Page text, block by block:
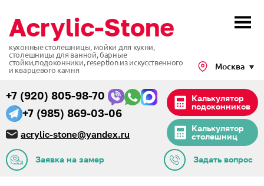
кухонные столешницы, мойки для кухни,
столешницы для ванной, барные
стойки,подоконники, reseption из искусственного
и кварцевого камня
+7 (985) 869-03-06
+7 (920) 805-98-70
acrylic-stone@yandex.ru
Калькулятор
столешниц
Калькулятор
подоконников
Москва
Задать вопрос
Заявка на замер